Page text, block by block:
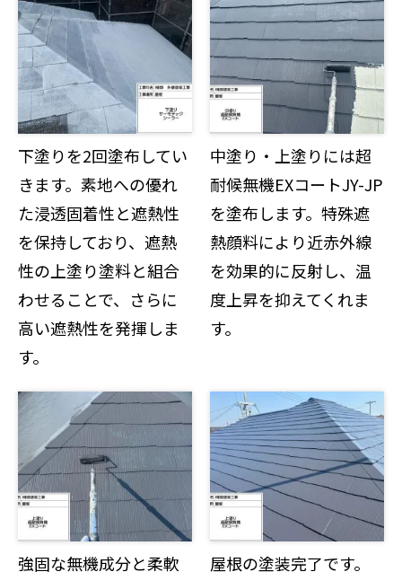
下塗りを2回塗布してい
きます。素地への優れ
た浸透固着性と遮熱性
を保持しており、遮熱
性の上塗り塗料と組合
わせることで、さらに
高い遮熱性を発揮しま
す。
中塗り・上塗りには超
耐候無機EXコートJY-JP
を塗布します。特殊遮
熱顔料により近赤外線
を効果的に反射し、温
度上昇を抑えてくれま
す。
強固な無機成分と柔軟 屋根の塗装完了です。